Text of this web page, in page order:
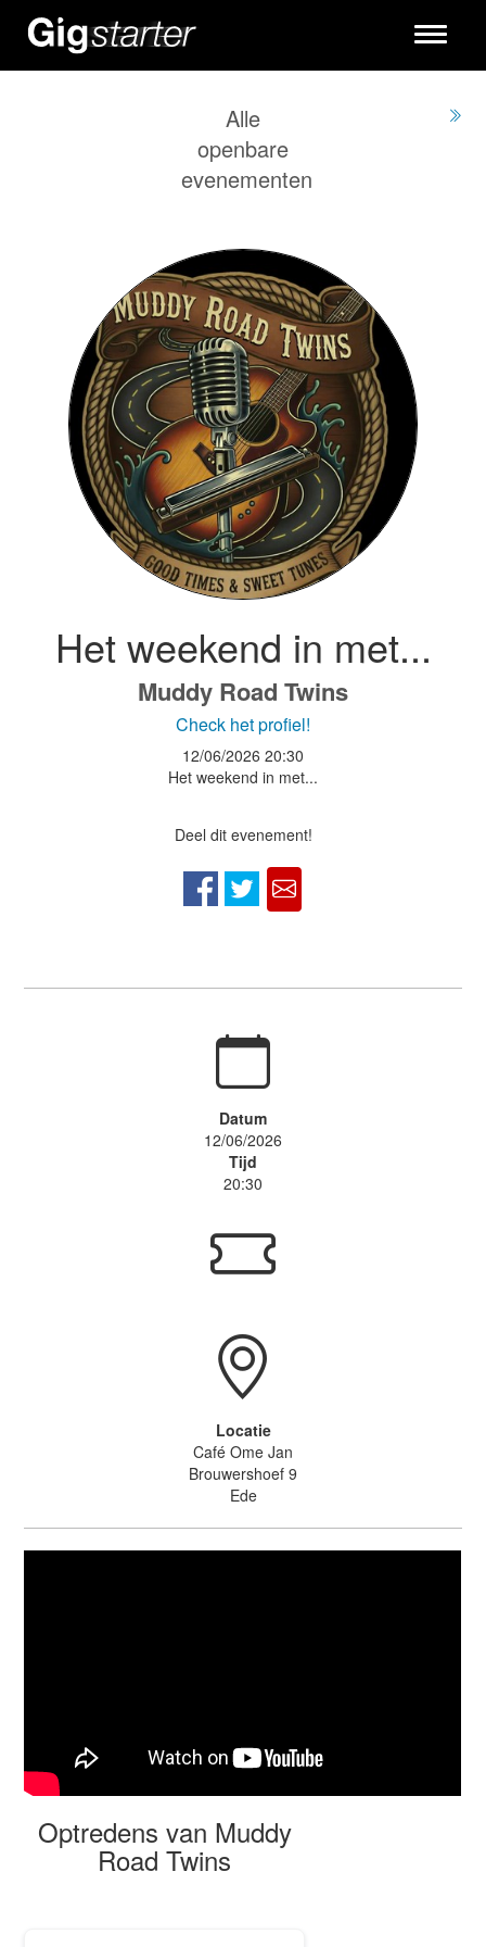
Toggle
Alle
openbare
evenementen
Het weekend in met...
Muddy Road Twins
Check het profiel!
12/06/2026 20:30
Het weekend in met...
Deel dit evenement!
Datum
12/06/2026
Tijd
20:30
Locatie
Café Ome Jan
Brouwershoef 9
Ede
Optredens van Muddy
Road Twins